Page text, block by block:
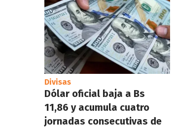
Divisas
Dólar oficial baja a Bs
11,86 y acumula cuatro
jornadas consecutivas de